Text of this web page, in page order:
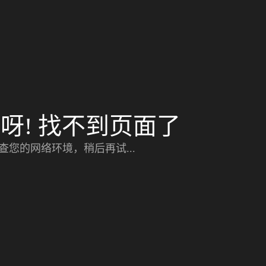
! 找不到页面了
您的网络环境，稍后再试...